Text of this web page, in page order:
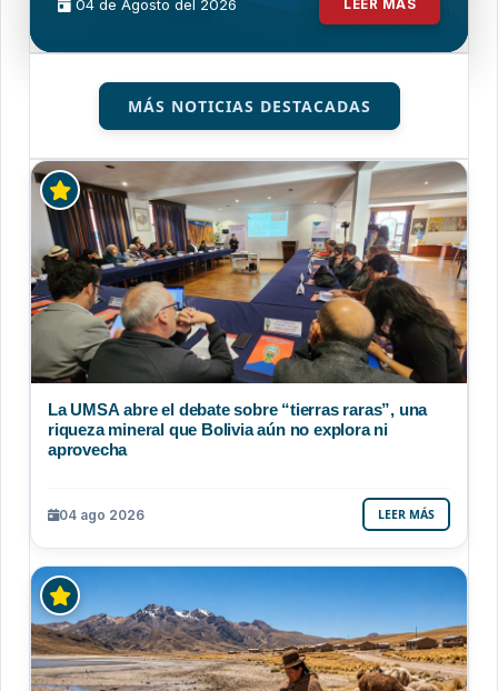
04 de Agosto del 2026 LEER MÁS
MÁS NOTICIAS DESTACADAS
La UMSA abre el debate sobre “tierras raras”, una
riqueza mineral que Bolivia aún no explora ni
aprovecha
04 ago 2026 LEER MÁS